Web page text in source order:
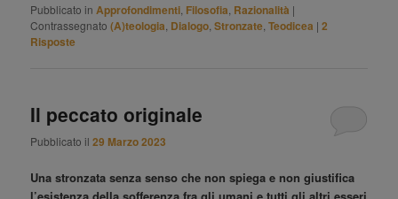
Pubblicato in Approfondimenti Filosofia Razionalità |
Contrassegnato (A)teologia Dialogo ,Stronzate ,Teodicea |2
Risposte
Il peccato originale
Pubblicato il29 Marzo 2023
Una stronzata senza senso che non spiega e non giustifica